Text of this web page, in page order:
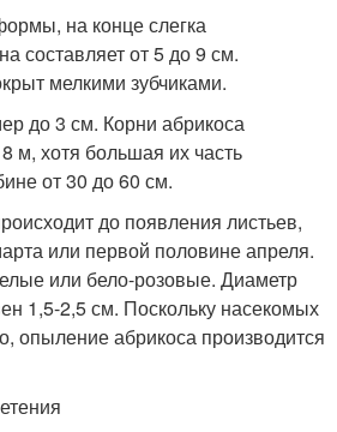
на конце слегка
составляет от 5 до 9 см.
мелкими зубчиками.
до 3 см. Корни абрикоса
м, хотя большая их часть
от 30 до 60 см.
до появления листьев,
или первой половине апреля.
или бело-розовые. Диаметр
1,5-2,5 см. Поскольку насекомых
опыление абрикоса производится